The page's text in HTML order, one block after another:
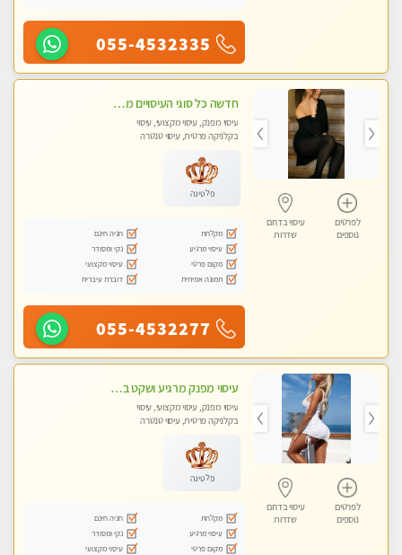
055-4532335
לפרטים
נוספים
עיסוי בדרום
שדרות
חדשה כל סוגי העיסויים מעסה מקצועית ואיכותית פרטי!!!
עיסוי מפנק, עיסוי מקצועי, עיסוי
בקלניקה פרטית, עיסוי טנטרה
פלטינה
מקלחת
חניה חינם
עיסוי מרגיע
נקי ומסודר
מקום פרטי
עיסוי מקצועי
תמונה אמיתית
דוברת עיברית
055-4532277
לפרטים
נוספים
עיסוי בדרום
שדרות
עיסוי מפנק מרגיע ושקט במקום מדהים עיסוי מושקע מאוד
עיסוי מפנק, עיסוי מקצועי, עיסוי
בקלניקה פרטית, עיסוי טנטרה
פלטינה
מקלחת
חניה חינם
עיסוי מרגיע
נקי ומסודר
מקום פרטי
עיסוי מקצועי